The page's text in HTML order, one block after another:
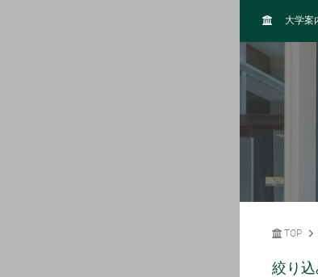
H
大学案
TOP
絞り込